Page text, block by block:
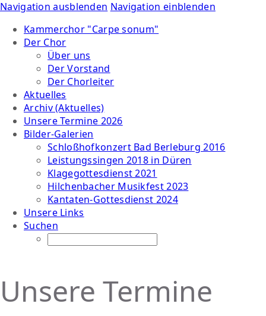
Navigation ausblenden Navigation einblenden
Kammerchor "Carpe sonum"
Der Chor
Über uns
Der Vorstand
Der Chorleiter
Aktuelles
Archiv (Aktuelles)
Unsere Termine 2026
Bilder-Galerien
Schloßhofkonzert Bad Berleburg 2016
Leistungssingen 2018 in Düren
Klagegottesdienst 2021
Hilchenbacher Musikfest 2023
Kantaten-Gottesdienst 2024
Unsere Links
Suchen
Unsere Termine